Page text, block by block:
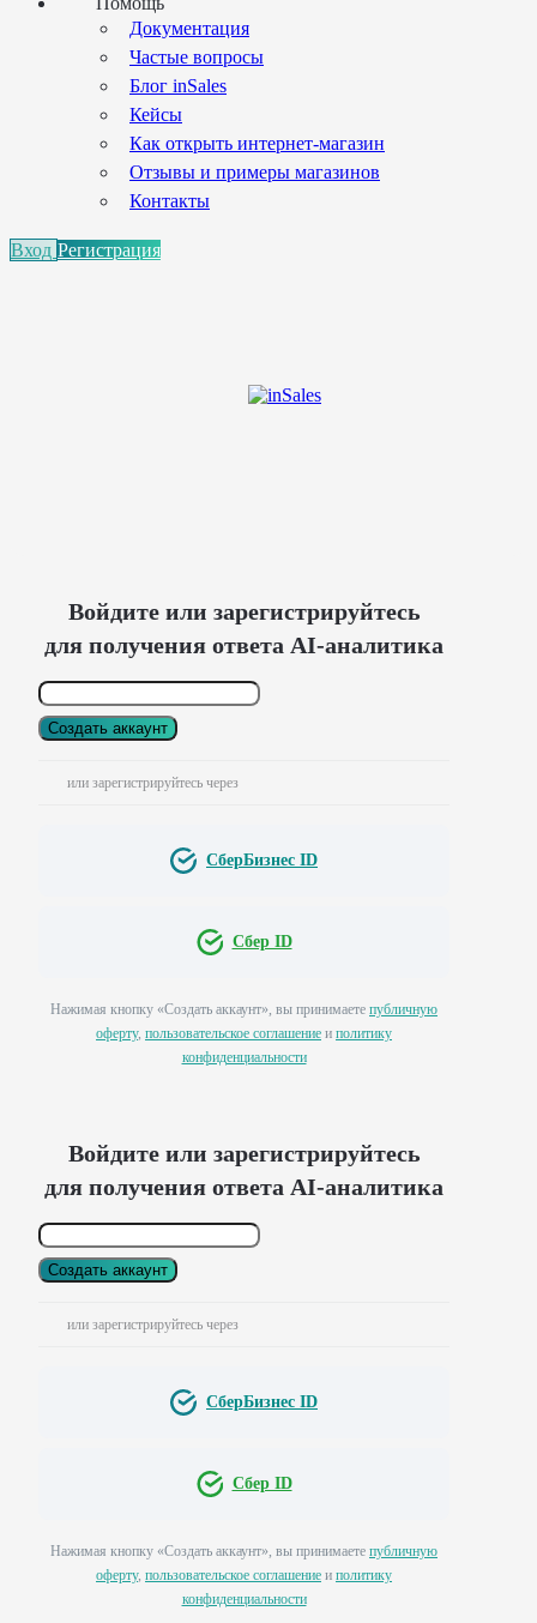
Документация
Частые вопросы
Блог inSales
Кейсы
Как открыть интернет-магазин
Отзывы и примеры магазинов
Контакты
Вход Регистрация
Войдите или зарегистрируйтесь
для получения ответа AI-аналитика
Создать аккаунт
или зарегистрируйтесь через
СберБизнес ID
Сбер ID
Нажимая кнопку «Создать аккаунт», вы принимаете публичную
оферту, пользовательское соглашение и политику
конфиденциальности
Войдите или зарегистрируйтесь
для получения ответа AI-аналитика
Создать аккаунт
или зарегистрируйтесь через
СберБизнес ID
Сбер ID
Нажимая кнопку «Создать аккаунт», вы принимаете публичную
оферту, пользовательское соглашение и политику
конфиденциальности